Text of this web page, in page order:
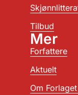
Tilbud
Mer
Forfattere
Aktuelt
Om